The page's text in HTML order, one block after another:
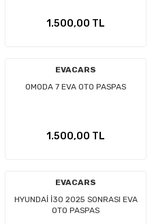
1.500,00 TL
EVACARS
OMODA 7 EVA OTO PASPAS
1.500,00 TL
EVACARS
HYUNDAİ İ30 2025 SONRASI EVA
OTO PASPAS